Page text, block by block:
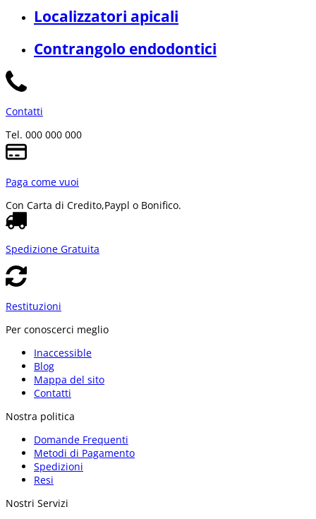
Localizzatori apicali
Contrangolo endodontici
Contatti
Tel. 000 000 000
Paga come vuoi
Con Carta di Credito,Paypl o Bonifico.
Spedizione Gratuita
Restituzioni
Per conoscerci meglio
Inaccessible
Blog
Mappa del sito
Contatti
Nostra politica
Domande Frequenti
Metodi di Pagamento
Spedizioni
Resi
Nostri Servizi